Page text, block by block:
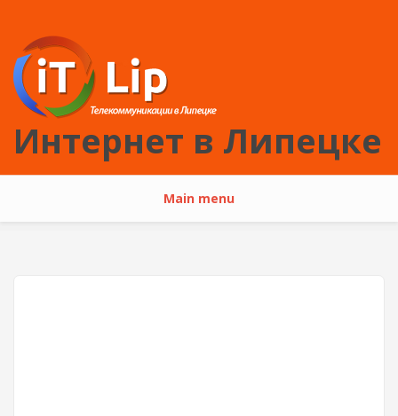
Интернет в Липецке
Main menu